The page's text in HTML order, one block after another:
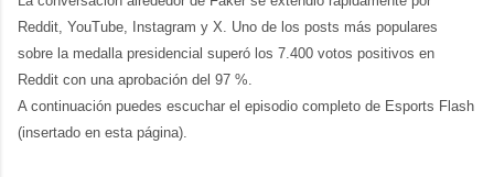
Reddit, YouTube, Instagram y X. Uno de los posts más populares
sobre la medalla presidencial superó los 7.400 votos positivos en
Reddit con una aprobación del 97 %.
A continuación puedes escuchar el episodio completo de Esports Flash
(insertado en esta página).